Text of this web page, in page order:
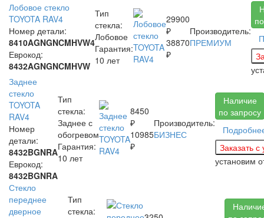
Лобовое стекло
TOYOTA RAV4
Номер детали:
8410AGNGNCMHVW4
Еврокод:
8432AGNGNCMHVW
Тип
стекла:
Лобовое
Гарантия:
10 лет
29900
₽
38870
₽
Производитель:
ПРЕМИУМ
Заднее
стекло
TOYOTA
RAV4
Номер
детали:
8432BGNRA
Еврокод:
8432BGNRA
Тип
стекла:
Заднее с
обогревом
Гарантия:
10 лет
8450
₽
10985
₽
Производитель:
БИЗНЕС
Наличие
по запросу
установим
Стекло
переднее
дверное
Тип
стекла: